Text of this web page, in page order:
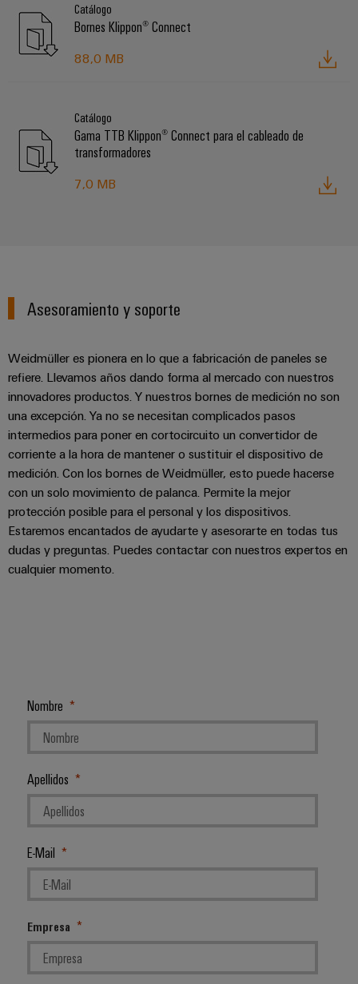
Catálogo
Bornes Klippon® Connect
88,0 MB
Catálogo
Gama TTB Klippon® Connect para el cableado de
transformadores
7,0 MB
Asesoramiento y soporte
Weidmüller es pionera en lo que a fabricación de paneles se
refiere. Llevamos años dando forma al mercado con nuestros
innovadores productos. Y nuestros bornes de medición no son
una excepción. Ya no se necesitan complicados pasos
intermedios para poner en cortocircuito un convertidor de
corriente a la hora de mantener o sustituir el dispositivo de
medición. Con los bornes de Weidmüller, esto puede hacerse
con un solo movimiento de palanca. Permite la mejor
protección posible para el personal y los dispositivos.
Estaremos encantados de ayudarte y asesorarte en todas tus
dudas y preguntas. Puedes contactar con nuestros expertos en
cualquier momento.
Nombre
Apellidos
E-Mail
Empresa